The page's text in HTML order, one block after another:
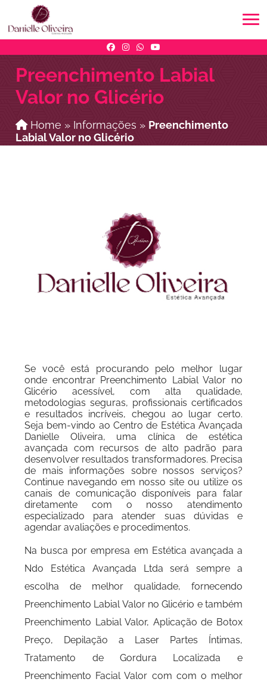
Preenchimento Labial
Valor no Glicério
Home » Informações » Preenchimento
Labial Valor no Glicério
Se você está procurando pelo melhor lugar
onde encontrar Preenchimento Labial Valor no
Glicério acessível, com alta qualidade,
metodologias seguras, profissionais certificados
e resultados incríveis, chegou ao lugar certo.
Seja bem-vindo ao Centro de Estética Avançada
Danielle Oliveira, uma clínica de estética
avançada com recursos de alto padrão para
desenvolver resultados transformadores. Precisa
de mais informações sobre nossos serviços?
Continue navegando em nosso site ou utilize os
canais de comunicação disponíveis para falar
diretamente com o nosso atendimento
especializado para atender suas dúvidas e
agendar avaliações e procedimentos.
Na busca por empresa em Estética avançada a
Ndo Estética Avançada Ltda será sempre a
escolha de melhor qualidade, fornecendo
Preenchimento Labial Valor no Glicério e também
Preenchimento Labial Valor, Aplicação de Botox
Preço, Depilação a Laser Partes Íntimas,
Tratamento de Gordura Localizada e
Preenchimento Facial Valor com com o melhor